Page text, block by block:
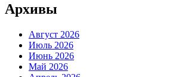
Архивы
Август 2026
Июль 2026
Июнь 2026
Май 2026